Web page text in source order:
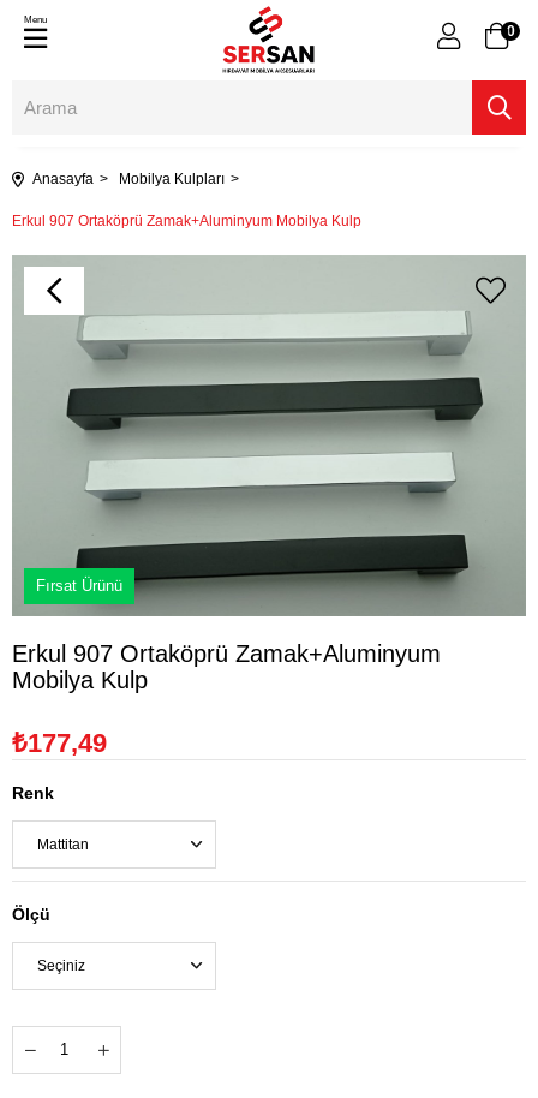
0
Menu
Anasayfa Mobilya Kulpları
Erkul 907 Ortaköprü Zamak+Aluminyum Mobilya Kulp
Fırsat Ürünü
Erkul 907 Ortaköprü Zamak+Aluminyum
Mobilya Kulp
₺177,49
Renk
Ölçü